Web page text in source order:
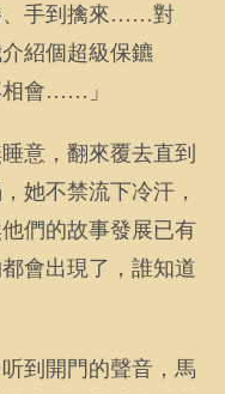
、手到擒來……對
紹個超級保鑣
會……」
意，翻來覆去直到
她不禁流下冷汗，
們的故事發展已有
會出現了，誰知道
到開門的聲音，馬